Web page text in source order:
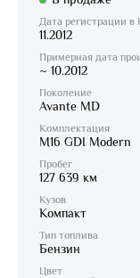
Дата регистрации в
11.2012
Примерная дата
~ 10.2012
Поколение
Avante MD
Комплектация
M16 GDI Modern
Пробег
127 639 км
Кузов
Компакт
Тип топлива
Бензин
Цвет